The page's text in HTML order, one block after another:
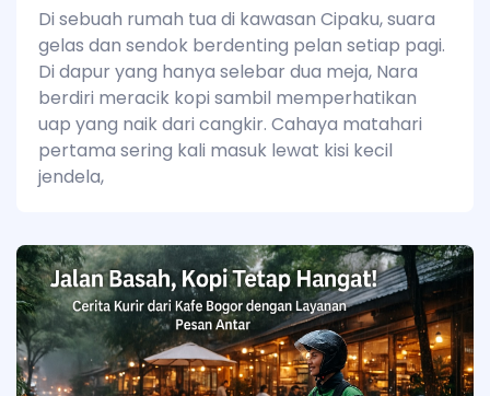
Di sebuah rumah tua di kawasan Cipaku, suara
gelas dan sendok berdenting pelan setiap pagi.
Di dapur yang hanya selebar dua meja, Nara
berdiri meracik kopi sambil memperhatikan
uap yang naik dari cangkir. Cahaya matahari
pertama sering kali masuk lewat kisi kecil
jendela,